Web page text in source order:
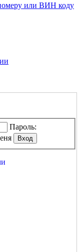
или ВИН коду
Пароль: